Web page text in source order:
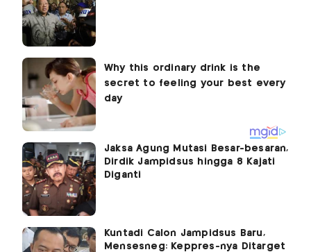
Jaksa Agung Mutasi Besar-besaran,
Dirdik Jampidsus hingga 8 Kajati
Diganti
Kuntadi Calon Jampidsus Baru,
Mensesneg: Keppres-nya Ditarget